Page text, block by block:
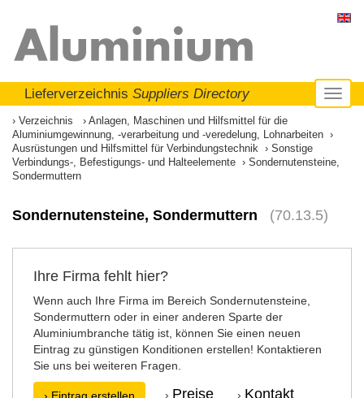
Lieferverzeichnis Suppliers Directory
Verzeichnis
Anlagen, Maschinen und Hilfsmittel für die
Aluminiumgewinnung, -verarbeitung und -veredelung, Lohnarbeiten
Ausrüstungen und Hilfsmittel für Verbindungstechnik
Sonstige
Verbindungs-, Befestigungs- und Halteelemente
Sondernutensteine,
Sondermuttern
Sondernutensteine, Sondermuttern (70.13.5)
Ihre Firma fehlt hier?
Wenn auch Ihre Firma im Bereich Sondernutensteine,
Sondermuttern oder in einer anderen Sparte der
Aluminiumbranche tätig ist, können Sie einen neuen
Eintrag zu günstigen Konditionen erstellen! Kontaktieren
Sie uns bei weiteren Fragen.
› Preise › Kontakt